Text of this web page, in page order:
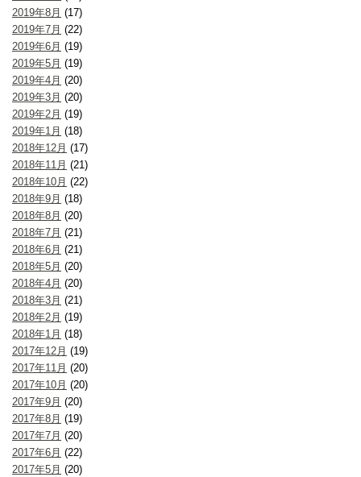
2019年8月 (17)
2019年7月 (22)
2019年6月 (19)
2019年5月 (19)
2019年4月 (20)
2019年3月 (20)
2019年2月 (19)
2019年1月 (18)
2018年12月 (17)
2018年11月 (21)
2018年10月 (22)
2018年9月 (18)
2018年8月 (20)
2018年7月 (21)
2018年6月 (21)
2018年5月 (20)
2018年4月 (20)
2018年3月 (21)
2018年2月 (19)
2018年1月 (18)
2017年12月 (19)
2017年11月 (20)
2017年10月 (20)
2017年9月 (20)
2017年8月 (19)
2017年7月 (20)
2017年6月 (22)
2017年5月 (20)